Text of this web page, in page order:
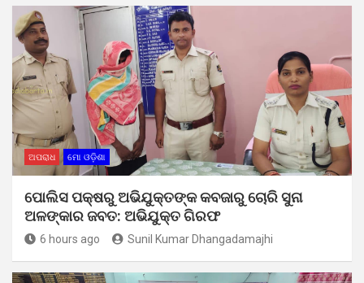
ଅପରାଧ ମୋ ଓଡ଼ିଶା
ପୋଲିସ ପକ୍ଷରୁ ଅଭିଯୁକ୍ତଙ୍କ କବଜାରୁ ଚୋରି ସୁନା
ଅଳଙ୍କାର ଜବତ: ଅଭିଯୁକ୍ତ ଗିରଫ
6 hours ago Sunil Kumar Dhangadamajhi